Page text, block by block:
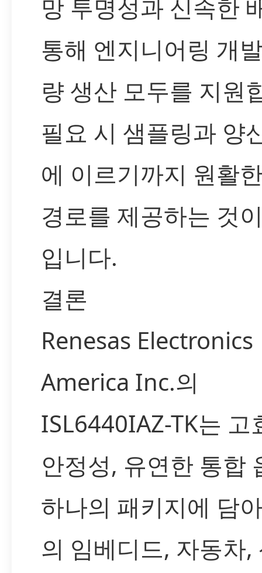
망 투명성과 신속한
통해 엔지니어링 개
량 생산 모두를 지원
필요 시 샘플링과 양
에 이르기까지 원활
경로를 제공하는 것
입니다.
결론
Renesas Electronics
America Inc.의
ISL6440IAZ-TK는 고
안정성, 유연한 통합
하나의 패키지에 담
의 임베디드, 자동차,